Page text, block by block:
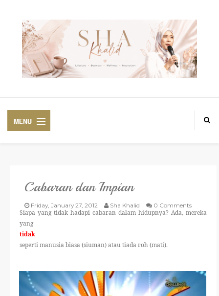
PREMIUM
THERAPANTS
THERA SOCKS
Cabaran dan Impian
Friday, January 27, 2012 Sha Khalid 0 Comments
Siapa yang tidak hadapi cabaran dalam hidupnya? Ada, mereka
yang
tidak
seperti manusia biasa (siuman) atau tiada roh (mati).